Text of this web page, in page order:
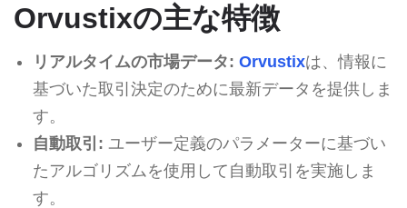
Orvustixの主な特徴
リアルタイムの市場データ: Orvustixは、情報に
基づいた取引決定のために最新データを提供しま
す。
自動取引: ユーザー定義のパラメーターに基づい
たアルゴリズムを使用して自動取引を実施しま
す。